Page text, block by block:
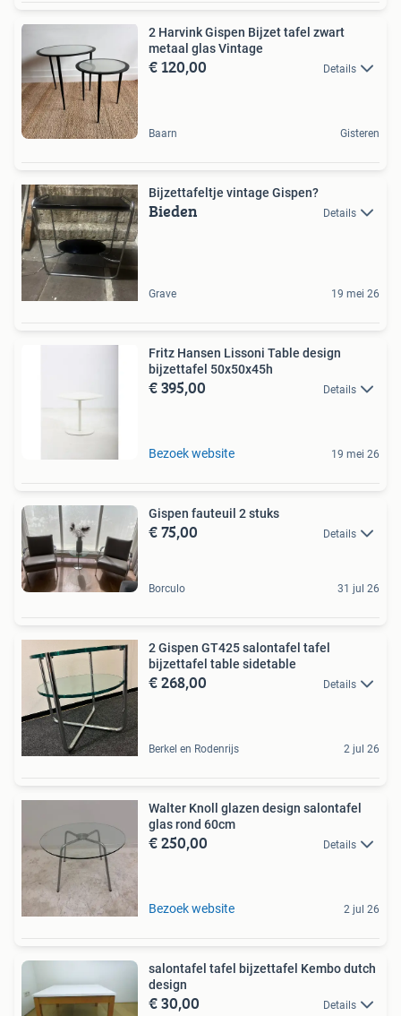
2 Harvink Gispen Bijzet tafel zwart
metaal glas Vintage
€ 120,00 Details
Baarn Gisteren
Bijzettafeltje vintage Gispen?
Bieden Details
Grave 19 mei 26
Fritz Hansen Lissoni Table design
bijzettafel 50x50x45h
€ 395,00 Details
Bezoek website 19 mei 26
Gispen fauteuil 2 stuks
€ 75,00 Details
Borculo 31 jul 26
2 Gispen GT425 salontafel tafel
bijzettafel table sidetable
€ 268,00 Details
Berkel en Rodenrijs 2 jul 26
Walter Knoll glazen design salontafel
glas rond 60cm
€ 250,00 Details
Bezoek website 2 jul 26
salontafel tafel bijzettafel Kembo dutch
design
€ 30,00 Details